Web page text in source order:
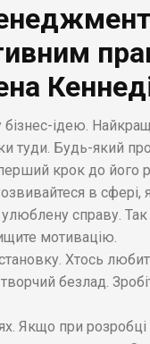
ідею.
туди. Будь-який
крок до його
в сфері,
улюблену справу.
мотивацію.
Хтось
безлад.
Якщо при